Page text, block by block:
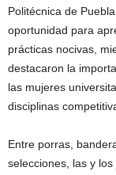
Politécnica de
oportunidad para
prácticas nocivas,
destacaron la
las mujeres
disciplinas
Entre porras,
selecciones, las y